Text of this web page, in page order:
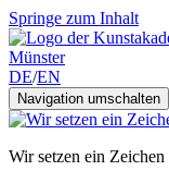
Springe zum Inhalt
DE/EN
Navigation umschalten
Wir setzen ein